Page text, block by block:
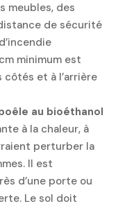
meubles, des
de sécurité
minimum est
côtés et à l’arrière
au bioéthanol
à la chaleur, à
perturber la
Il est
d’une porte ou
Le sol doit